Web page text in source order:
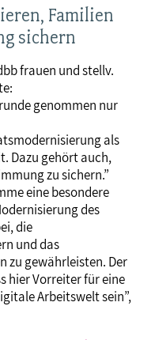
Familien
sichern
frauen und stellv.
genommen nur
als
Dazu gehört auch,
zu sichern.”
eine besondere
des
die
und das
zu gewährleisten. Der
hier Vorreiter für eine
Arbeitswelt sein”,